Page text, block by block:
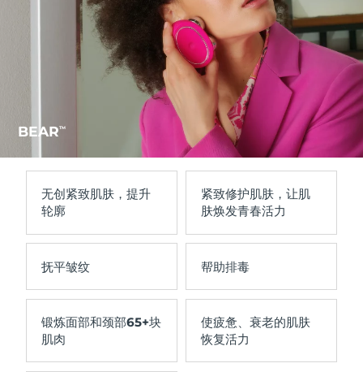
BEARTM
无创 紧致肌肤，提升
轮廓
紧致修护肌肤，让肌
肤焕发青春活力
抚平皱纹 帮助排毒
锻炼面部和颈部65+块
肌肉
使疲惫、衰老的肌肤
恢复活力